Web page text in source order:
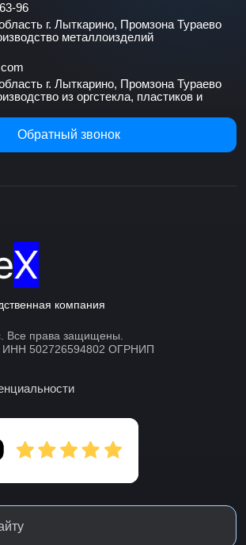
96
г. Лыткарино, Промзона Тураево
металлоизделий
г. Лыткарино, Промзона Тураево
из оргстекла, пластиков и
Обратный звонок
компания
Все права защищены.
ИНН 502726594802 ОГРНИП